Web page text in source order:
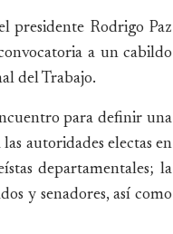
presidente Rodrigo Paz
a un cabildo
del Trabajo.
para definir una
autoridades electas en
departamentales; la
y senadores, así como